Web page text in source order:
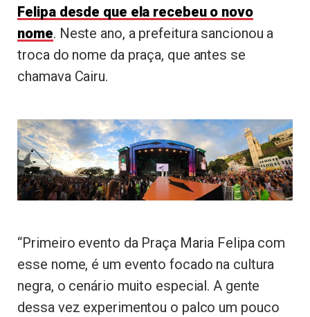
Felipa desde que ela recebeu o novo
nome. Neste ano, a prefeitura sancionou a
troca do nome da praça, que antes se
chamava Cairu.
“Primeiro evento da Praça Maria Felipa com
esse nome, é um evento focado na cultura
negra, o cenário muito especial. A gente
dessa vez experimentou o palco um pouco